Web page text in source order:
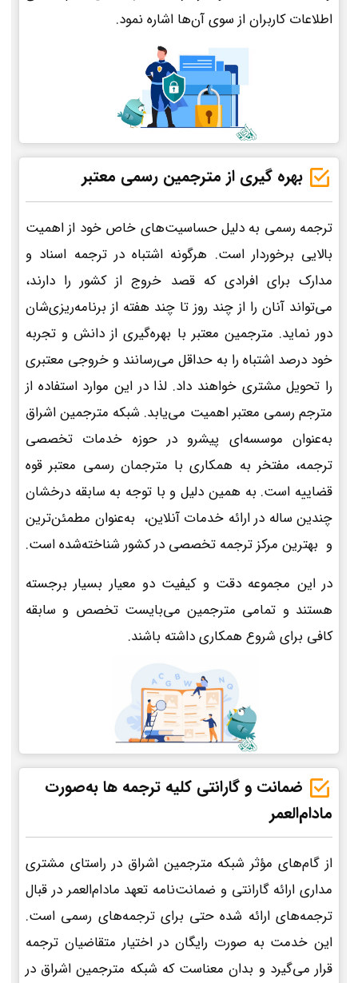
اطلاعات کاربران از سوی آن‌ها اشاره نمود.
بهره گیری از مترجمین رسمی معتبر
ترجمه رسمی به دلیل حساسیت‌های خاص خود از اهمیت
بالایی برخوردار است. هرگونه اشتباه در ترجمه اسناد و
مدارک برای افرادی که قصد خروج از کشور را دارند،
می‌تواند آنان را از چند روز تا چند هفته از برنامه‌ریزی‌شان
دور نماید. مترجمین معتبر با بهره‌گیری از دانش و تجربه
خود درصد اشتباه را به حداقل می‌رسانند و خروجی معتبری
را تحویل مشتری خواهند داد. لذا در این موارد استفاده از
مترجم رسمی معتبر اهمیت می‌یابد. شبکه مترجمین اشراق
به‌عنوان موسسه‌ای پیشرو در حوزه خدمات تخصصی
ترجمه، مفتخر به همکاری با مترجمان رسمی معتبر قوه
قضاییه است. به همین دلیل و با توجه به سابقه درخشان
چندین ساله در ارائه خدمات آنلاین، به‌عنوان مطمئن‌ترین
و بهترین مرکز ترجمه تخصصی در کشور شناخته‌شده است.
در این مجموعه دقت و کیفیت دو معیار بسیار برجسته
هستند و تمامی مترجمین می‌بایست تخصص و سابقه
کافی برای شروع همکاری داشته باشند.
ضمانت و گارانتی کلیه ترجمه ها به‌صورت
مادام‌العمر
از گام‌های مؤثر شبکه مترجمین اشراق در راستای مشتری
مداری ارائه گارانتی و ضمانت‌نامه تعهد مادام‌العمر در قبال
ترجمه‌های ارائه شده حتی برای ترجمه‌های رسمی است.
این خدمت به صورت رایگان در اختیار متقاضیان ترجمه
قرار می‌گیرد و بدان معناست که شبکه مترجمین اشراق در